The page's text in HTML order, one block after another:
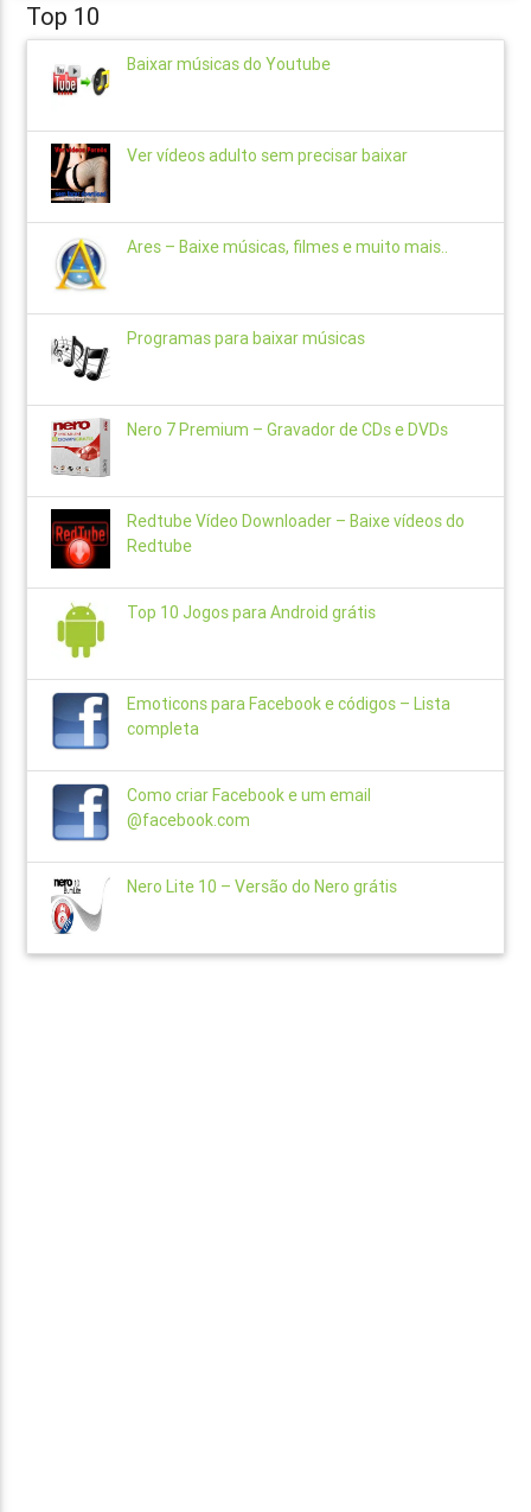
Top 10
Baixar músicas do Youtube
Ver vídeos adulto sem precisar baixar
Ares – Baixe músicas, filmes e muito mais..
Programas para baixar músicas
Nero 7 Premium – Gravador de CDs e DVDs
Redtube Vídeo Downloader – Baixe vídeos do
Redtube
Top 10 Jogos para Android grátis
Emoticons para Facebook e códigos – Lista
completa
Como criar Facebook e um email
@facebook.com
Nero Lite 10 – Versão do Nero grátis